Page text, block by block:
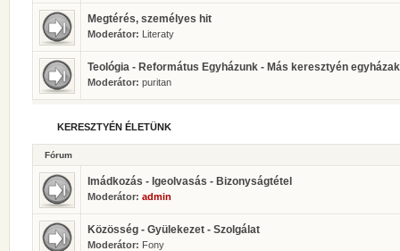
Megtérés, személyes hit
Moderátor: Literaty
Teológia - Református Egyházunk - Más keresztyén egyházak
Moderátor: puritan
KERESZTYÉN ÉLETÜNK
Fórum
Imádkozás - Igeolvasás - Bizonyságtétel
Moderátor: admin
Közösség - Gyülekezet - Szolgálat
Moderátor: Fony